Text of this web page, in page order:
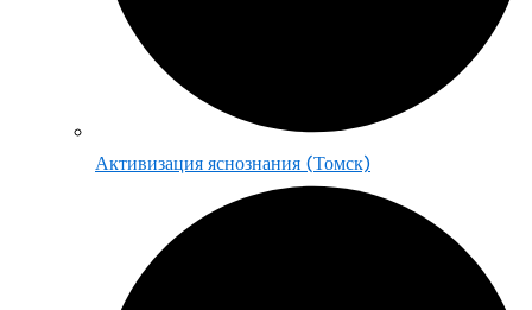
Активизация яснознания (Томск)